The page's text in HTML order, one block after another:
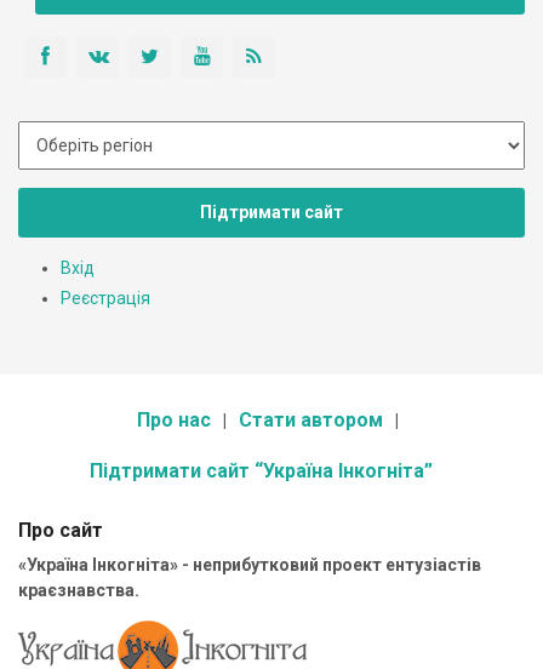
Підтримати сайт
Вхід
Реєстрація
Про нас Стати автором
Підтримати сайт “Україна Інкогніта”
Про сайт
«Україна Інкогніта» - неприбутковий проект ентузіастів
краєзнавства.